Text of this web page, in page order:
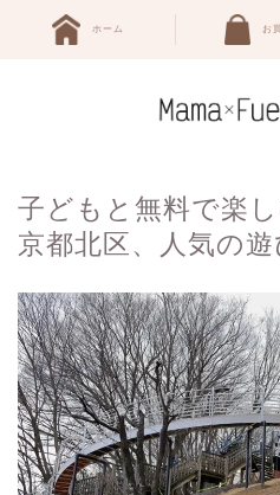
ホーム お
子どもと無料で楽
京都北区、人気の遊